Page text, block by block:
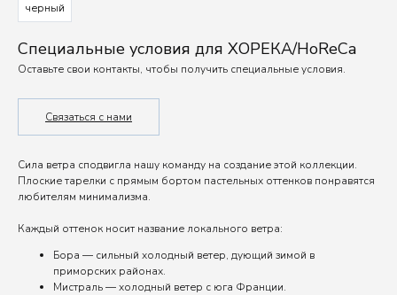
черный
Специальные условия для ХОРЕКА/HoReCa
Оставьте свои контакты, чтобы получить специальные условия.
Связаться с нами
Сила ветра сподвигла нашу команду на создание этой коллекции.
Плоские тарелки с прямым бортом пастельных оттенков понравятся
любителям минимализма.
Каждый оттенок носит название локального ветра:
Бора — сильный холодный ветер, дующий зимой в
приморских районах.
Мистраль — холодный ветер с юга Франции.